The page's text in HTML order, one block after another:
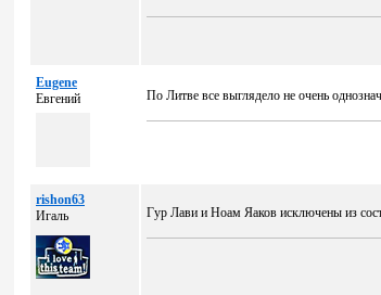
Eugene
Евгений
По Литве все выглядело не очень
rishon63
Игаль
Гур Лави и Ноам Яаков исключены из